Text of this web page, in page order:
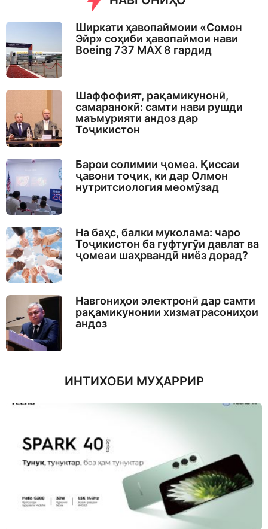
Ширкати ҳавопаймоии «Сомон
Эйр» соҳиби ҳавопаймои нави
Boeing 737 MAX 8 гардид
Шаффофият, рақамикунонӣ,
самаранокӣ: самти нави рушди
маъмурияти андоз дар
Тоҷикистон
Барои солимии ҷомеа. Қиссаи
ҷавони тоҷик, ки дар Олмон
нутритсиология меомӯзад
На баҳс, балки муколама: чаро
Тоҷикистон ба гуфтугӯи давлат ва
ҷомеаи шаҳрвандӣ ниёз дорад?
Навгониҳои электронӣ дар самти
рақамикунонии хизматрасониҳои
андоз
ИНТИХОБИ МУҲАРРИР